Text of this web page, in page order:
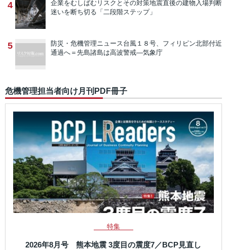
4 企業をむしばむリスクとその対策地震直後の建物入場判断
迷いを断ち切る「二段階ステップ」
5 防災・危機管理ニュース台風１８号、フィリピン北部付近
通過へ＝先島諸島は高波警戒―気象庁
危機管理担当者向け月刊PDF冊子
特集
2026年8月号 熊本地震 3度目の震度7／BCP見直し